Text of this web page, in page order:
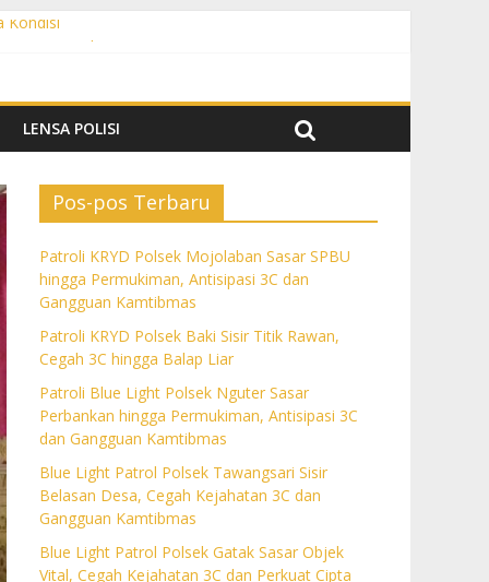
Kondisi
Gangguan Kamtibmas
Kamtibmas
LENSA POLISI
Pos-pos Terbaru
Patroli KRYD Polsek Mojolaban Sasar SPBU
hingga Permukiman, Antisipasi 3C dan
Gangguan Kamtibmas
Patroli KRYD Polsek Baki Sisir Titik Rawan,
Cegah 3C hingga Balap Liar
Patroli Blue Light Polsek Nguter Sasar
Perbankan hingga Permukiman, Antisipasi 3C
dan Gangguan Kamtibmas
Blue Light Patrol Polsek Tawangsari Sisir
Belasan Desa, Cegah Kejahatan 3C dan
Gangguan Kamtibmas
Blue Light Patrol Polsek Gatak Sasar Objek
Vital, Cegah Kejahatan 3C dan Perkuat Cipta